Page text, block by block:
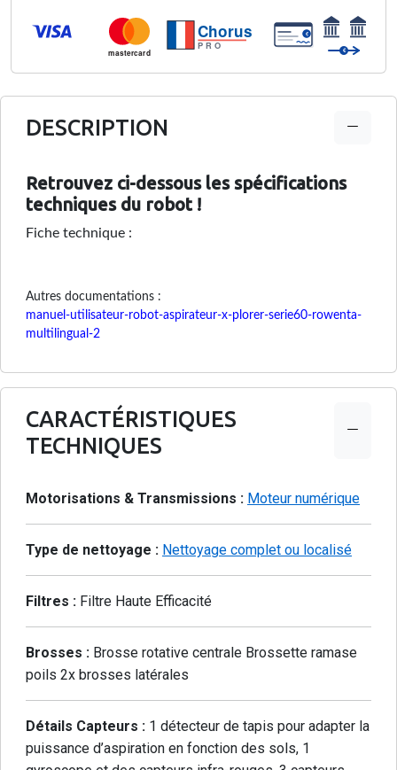
mastercard
Chorus
PRO
€
€
DESCRIPTION
Retrouvez ci-dessous les spécifications
techniques du robot !
Fiche technique :
Autres documentations :
manuel-utilisateur-robot-aspirateur-x-plorer-serie60-rowenta-
multilingual-2
CARACTÉRISTIQUES
TECHNIQUES
Motorisations & Transmissions : Moteur numérique
Type de nettoyage : Nettoyage complet ou localisé
Filtres : Filtre Haute Efficacité
Brosses : Brosse rotative centrale Brossette ramase
poils 2x brosses latérales
Détails Capteurs : 1 détecteur de tapis pour adapter la
puissance d’aspiration en fonction des sols, 1